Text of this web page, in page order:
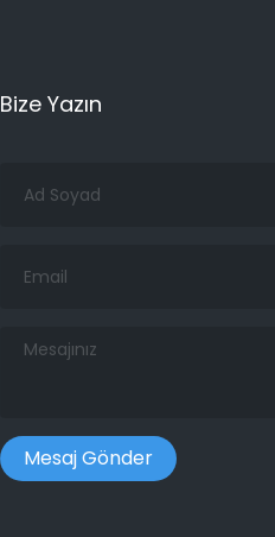
Bize Yazın
Soyad
Mesajınız